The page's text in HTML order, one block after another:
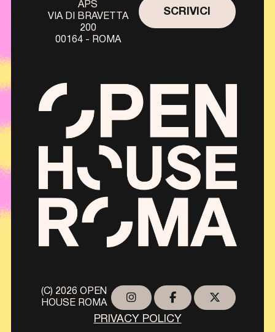
APS
VIA DI BRAVETTA
200
00164 - ROMA
SCRIVICI
(C) 2026 OPEN
HOUSE ROMA
PRIVACY POLICY